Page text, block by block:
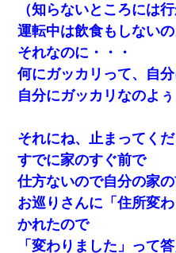
【戦争】不妊の俺嫁に弟嫁が2
にしてなかったが、あまりにも
顔引きつってた → そして弟嫁
友人「酒の勢いで女先輩をホテ
「…」
隣の部屋の住民の母親、オート
り込んできたみたいで、ずっと
さかった。
10年ほど前、息子がまだ年中だ
年の暮れに突然息子が職場を訪
我が家のガレージに見知らぬ車
（知らないところには
運転中は飲食もしないの
それなのに・・・
何にガッカリって、自
自分にガッカリなのよ
それにね、止まってく
すでに家のすぐ前で
仕方ないので自分の家の
お巡りさんに「住所変
かれたので
「変わりました」って